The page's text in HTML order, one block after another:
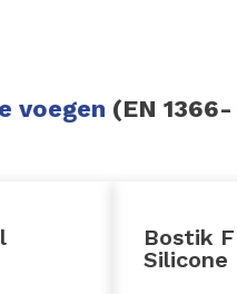
voegen (EN 1366-
Bostik
Silicone